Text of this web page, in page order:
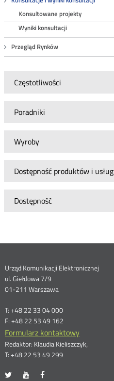
Konsultowane projekty
Wyniki konsultacji
Przegląd Rynków
Częstotliwości
Poradniki
Wyroby
Dostępność produktów i usług
Dostępność
Dane
kontaktowe
Urząd Komunikacji Elektronicznej
ul. Giełdowa 7/9
01-211 Warszawa
T: +48 22 33 04 000
F: +48 22 53 49 162
Formularz kontaktowy
Redaktor: Klaudia Kieliszczyk,
T: +48 22 53 49 299
UKE
OtwórzUKE
Otwórz